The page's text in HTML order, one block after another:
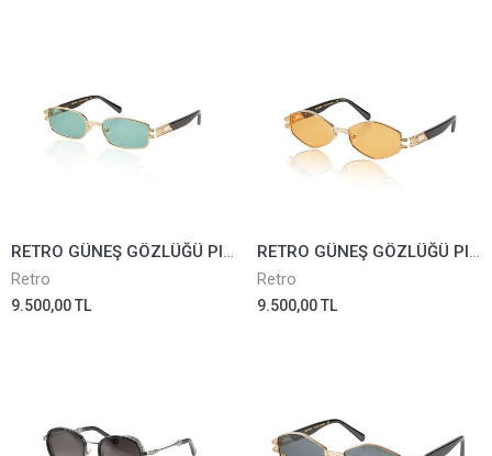
RETRO GÜNEŞ GÖZLÜĞÜ PIERCING NO.11-02 YEŞİL
Retro
9.500,00 TL
RETRO GÜNEŞ GÖZLÜĞÜ PIERCING NO.14-01 ROSE
Retro
9.500,00 TL